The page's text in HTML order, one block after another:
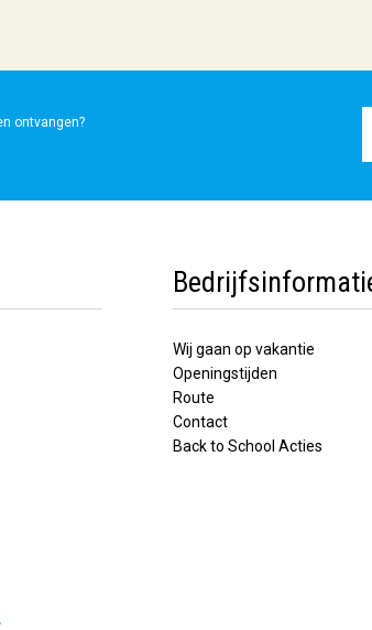
ontvangen?
Wij gaan op vakantie
Openingstijden
Route
Contact
Back to School Acties